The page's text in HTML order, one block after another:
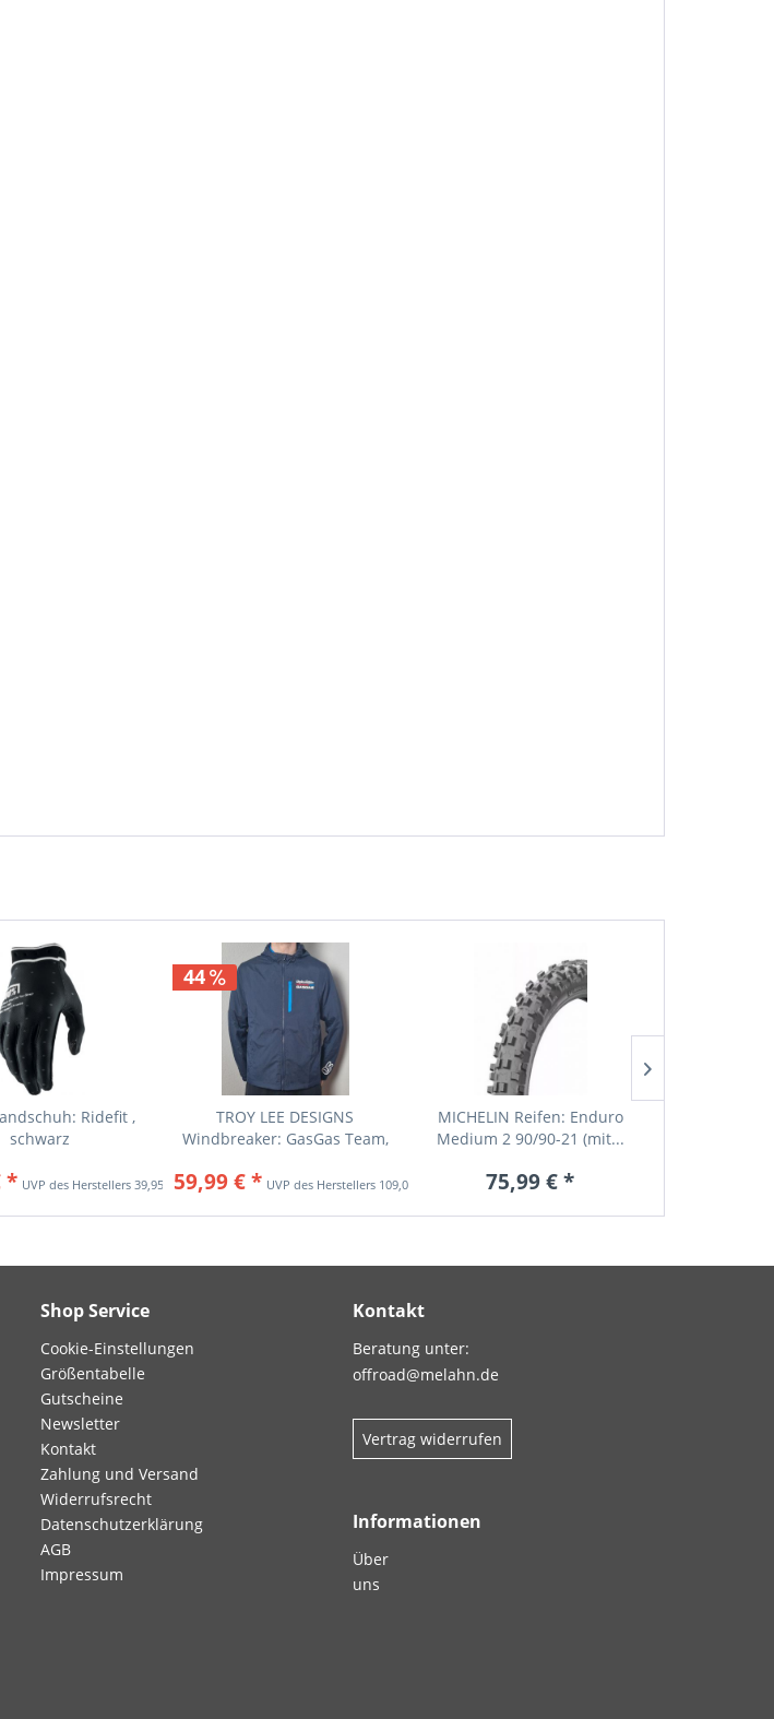
Ridefit ,
schwarz
* 39,95 € *
44
TROY LEE DESIGNS
Windbreaker: GasGas Team,
59,99 € * 109,05 € *
MICHELIN Reifen: Enduro
Medium 2 90/90-21 (mit...
75,99 € *
Shop Service
Cookie-Einstellungen
Größentabelle
Gutscheine
Newsletter
Kontakt
Zahlung und Versand
Widerrufsrecht
Datenschutzerklärung
AGB
Impressum
Kontakt
Beratung unter:
offroad@melahn.de
Vertrag widerrufen
Informationen
Über
uns